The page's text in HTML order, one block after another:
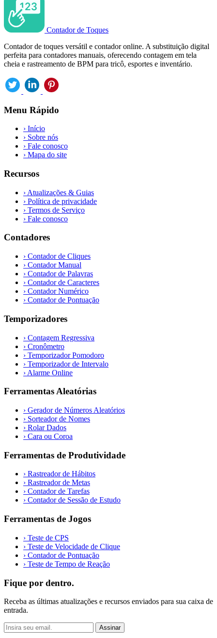
Contador de Toques
Contador de toques versátil e contador online. A substituição digital
perfeita para contadores manuais, oferecendo contagem em tela
cheia e rastreamento de BPM para tricô, esportes e inventário.
Menu Rápido
› Início
› Sobre nós
› Fale conosco
› Mapa do site
Recursos
› Atualizações & Guias
› Política de privacidade
› Termos de Serviço
› Fale conosco
Contadores
› Contador de Cliques
› Contador Manual
› Contador de Palavras
› Contador de Caracteres
› Contador Numérico
› Contador de Pontuação
Temporizadores
› Contagem Regressiva
› Cronômetro
› Temporizador Pomodoro
› Temporizador de Intervalo
› Alarme Online
Ferramentas Aleatórias
› Gerador de Números Aleatórios
› Sorteador de Nomes
› Rolar Dados
› Cara ou Coroa
Ferramentas de Produtividade
› Rastreador de Hábitos
› Rastreador de Metas
› Contador de Tarefas
› Contador de Sessão de Estudo
Ferramentas de Jogos
› Teste de CPS
› Teste de Velocidade de Clique
› Contador de Pontuação
› Teste de Tempo de Reação
Fique por dentro.
Receba as últimas atualizações e recursos enviados para sua caixa de
entrada.
Assinar